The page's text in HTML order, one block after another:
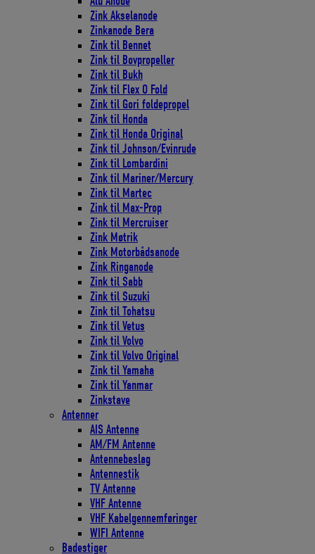
Zink Akselanode
Zinkanode Bera
Zink til Bennet
Zink til Bovpropeller
Zink til Bukh
Zink til Flex O Fold
Zink til Gori foldepropel
Zink til Honda
Zink til Honda Original
Zink til Johnson/Evinrude
Zink til Lombardini
Zink til Mariner/Mercury
Zink til Martec
Zink til Max-Prop
Zink til Mercruiser
Zink Møtrik
Zink Motorbådsanode
Zink Ringanode
Zink til Sabb
Zink til Suzuki
Zink til Tohatsu
Zink til Vetus
Zink til Volvo
Zink til Volvo Original
Zink til Yamaha
Zink til Yanmar
Zinkstave
Antenner
AIS Antenne
AM/FM Antenne
Antennebeslag
Antennestik
TV Antenne
VHF Antenne
VHF Kabelgennemføringer
WIFI Antenne
Badestiger